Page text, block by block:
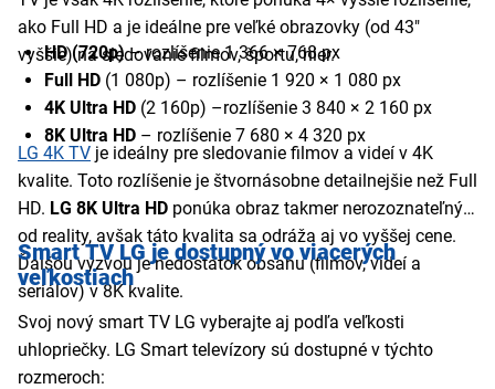
ako Full HD a je ideálne pre veľké obrazovky (od 43"
vyššie) na sledovanie filmov, športu, hier.
HD (720p)– rozlíšenie 1 366 × 768 px
Full HD (1 080p) – rozlíšenie 1 920 × 1 080 px
4K Ultra HD (2 160p) –rozlíšenie 3 840 × 2 160 px
8K Ultra HD – rozlíšenie 7 680 × 4 320 px
LG 4K TV je ideálny pre sledovanie filmov a videí v 4K
kvalite. Toto rozlíšenie je štvornásobne detailnejšie než Full
HD. LG 8K Ultra HD ponúka obraz takmer nerozoznateľný
od reality, avšak táto kvalita sa odráža aj vo vyššej cene.
Ďalšou výzvou je nedostatok obsahu (filmov, videí a
seriálov) v 8K kvalite.
Smart TV LG je dostupný vo viacerých
veľkostiach
Svoj nový smart TV LG vyberajte aj podľa veľkosti
uhlopriečky. LG Smart televízory sú dostupné v týchto
rozmeroch: